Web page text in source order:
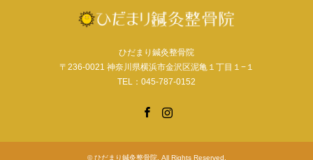
ひだまり鍼灸整骨院
〒236-0021 神奈川県横浜市金沢区泥亀１丁目１−１
TEL：045-787-0152
©ひだまり鍼灸整骨院. All Rights Reserved.